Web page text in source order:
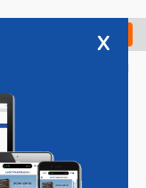
Check in
x